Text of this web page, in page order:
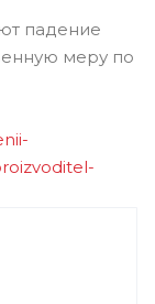
падение
меру по